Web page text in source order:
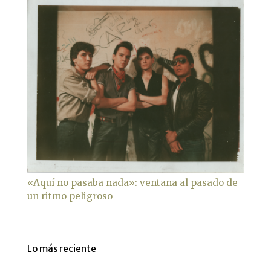
«Aquí no pasaba nada»: ventana al pasado de
un ritmo peligroso
Lo más reciente